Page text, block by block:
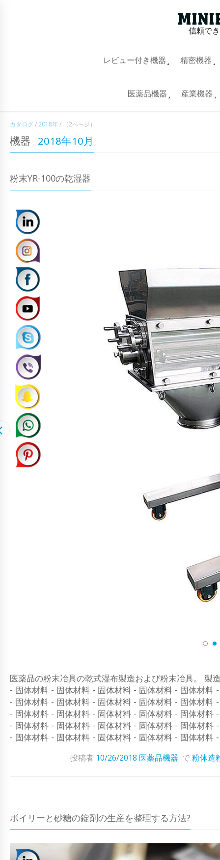
信頼で
レビュー付き機器 精密機器
医薬品機器 産業機器
カタログ/2018年/ （2ページ）
機器 2018年10月
粉末YR-100の乾湿器
医薬品の粉末冶具の乾式湿布製造および粉末冶具。
- 固体材料 - 固体材料 - 固体材料 - 固体材料 - 固体材
- 固体材料 - 固体材料 - 固体材料 - 固体材料 - 固体材
- 固体材料 - 固体材料 - 固体材料 - 固体材料 - 固体材
- 固体材料 - 固体材料 - 固体材料 - 固体材料 - 固体材
- 固体材料 - 固体材料 - 固体材料 - 固体材料 - 固体材
投稿者 10/26/2018 医薬品機器 で粉体造
ボイリーと砂糖の錠剤の生産を整理する方法?